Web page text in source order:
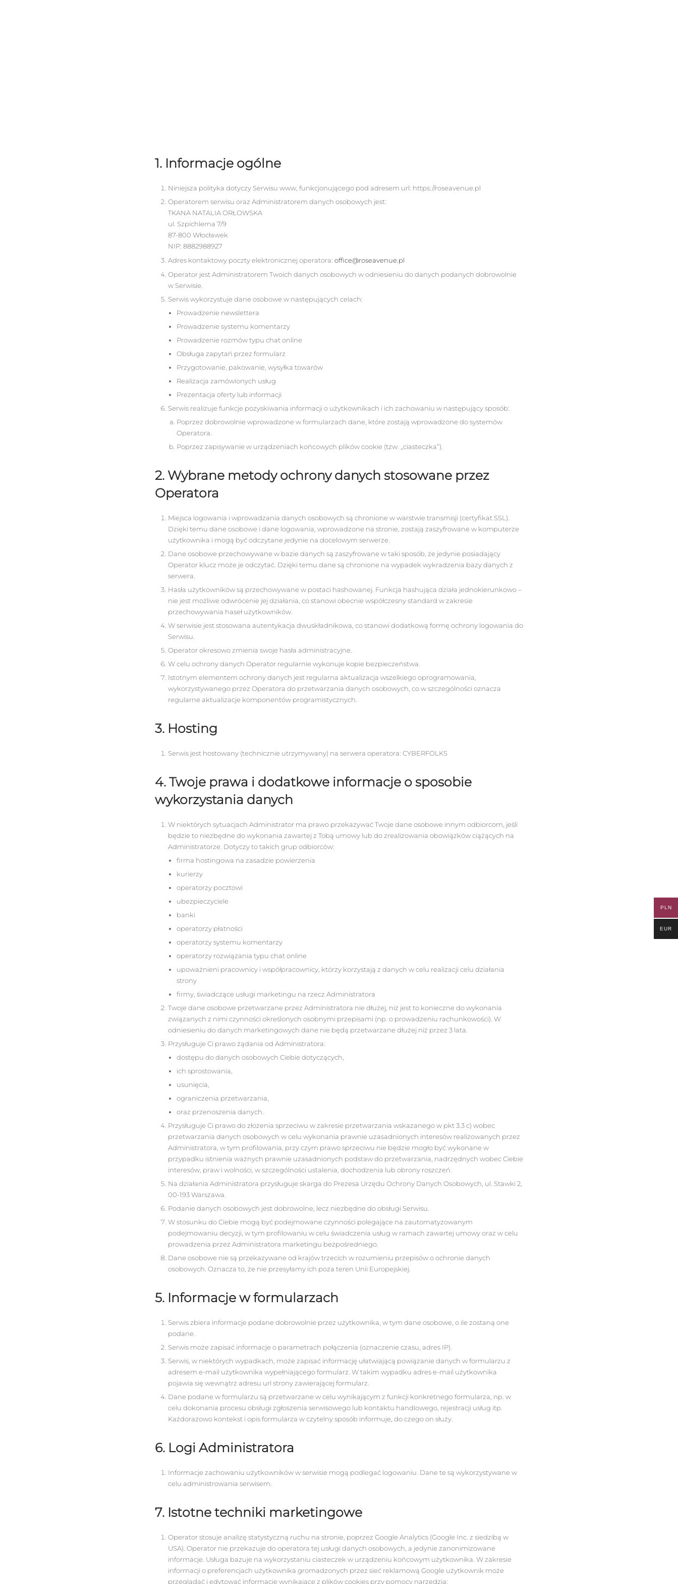
1. Informacje ogólne
Niniejsza polityka dotyczy Serwisu www, funkcjonującego pod adresem url: https://roseavenue.pl
Operatorem serwisu oraz Administratorem danych osobowych jest:
TKANA NATALIA ORŁOWSKA
ul. Szpichlerna 7/9
87-800 Włocławek
NIP: 8882988927
Adres kontaktowy poczty elektronicznej operatora: office@roseavenue.pl
Operator jest Administratorem Twoich danych osobowych w odniesieniu do danych podanych dobrowolnie
w Serwisie.
Serwis wykorzystuje dane osobowe w następujących celach:
Prowadzenie newslettera
Prowadzenie systemu komentarzy
Prowadzenie rozmów typu chat online
Obsługa zapytań przez formularz
Przygotowanie, pakowanie, wysyłka towarów
Realizacja zamówionych usług
Prezentacja oferty lub informacji
Serwis realizuje funkcje pozyskiwania informacji o użytkownikach i ich zachowaniu w następujący sposób:
Poprzez dobrowolnie wprowadzone w formularzach dane, które zostają wprowadzone do systemów
Operatora.
Poprzez zapisywanie w urządzeniach końcowych plików cookie (tzw. „ciasteczka”).
2. Wybrane metody ochrony danych stosowane przez
Operatora
Miejsca logowania i wprowadzania danych osobowych są chronione w warstwie transmisji (certyfikat SSL).
Dzięki temu dane osobowe i dane logowania, wprowadzone na stronie, zostają zaszyfrowane w komputerze
użytkownika i mogą być odczytane jedynie na docelowym serwerze.
Dane osobowe przechowywane w bazie danych są zaszyfrowane w taki sposób, że jedynie posiadający
Operator klucz może je odczytać. Dzięki temu dane są chronione na wypadek wykradzenia bazy danych z
serwera.
Hasła użytkowników są przechowywane w postaci hashowanej. Funkcja hashująca działa jednokierunkowo –
nie jest możliwe odwrócenie jej działania, co stanowi obecnie współczesny standard w zakresie
przechowywania haseł użytkowników.
W serwisie jest stosowana autentykacja dwuskładnikowa, co stanowi dodatkową formę ochrony logowania do
Serwisu.
Operator okresowo zmienia swoje hasła administracyjne.
W celu ochrony danych Operator regularnie wykonuje kopie bezpieczeństwa.
Istotnym elementem ochrony danych jest regularna aktualizacja wszelkiego oprogramowania,
wykorzystywanego przez Operatora do przetwarzania danych osobowych, co w szczególności oznacza
regularne aktualizacje komponentów programistycznych.
3. Hosting
Serwis jest hostowany (technicznie utrzymywany) na serwera operatora: CYBERFOLKS
4. Twoje prawa i dodatkowe informacje o sposobie
wykorzystania danych
W niektórych sytuacjach Administrator ma prawo przekazywać Twoje dane osobowe innym odbiorcom, jeśli
będzie to niezbędne do wykonania zawartej z Tobą umowy lub do zrealizowania obowiązków ciążących na
Administratorze. Dotyczy to takich grup odbiorców:
firma hostingowa na zasadzie powierzenia
kurierzy
operatorzy pocztowi
ubezpieczyciele
banki
operatorzy płatności
operatorzy systemu komentarzy
operatorzy rozwiązania typu chat online
upoważnieni pracownicy i współpracownicy, którzy korzystają z danych w celu realizacji celu działania
strony
firmy, świadczące usługi marketingu na rzecz Administratora
Twoje dane osobowe przetwarzane przez Administratora nie dłużej, niż jest to konieczne do wykonania
związanych z nimi czynności określonych osobnymi przepisami (np. o prowadzeniu rachunkowości). W
odniesieniu do danych marketingowych dane nie będą przetwarzane dłużej niż przez 3 lata.
Przysługuje Ci prawo żądania od Administratora:
dostępu do danych osobowych Ciebie dotyczących,
ich sprostowania,
usunięcia,
ograniczenia przetwarzania,
oraz przenoszenia danych.
Przysługuje Ci prawo do złożenia sprzeciwu w zakresie przetwarzania wskazanego w pkt 3.3 c) wobec
przetwarzania danych osobowych w celu wykonania prawnie uzasadnionych interesów realizowanych przez
Administratora, w tym profilowania, przy czym prawo sprzeciwu nie będzie mogło być wykonane w
przypadku istnienia ważnych prawnie uzasadnionych podstaw do przetwarzania, nadrzędnych wobec Ciebie
interesów, praw i wolności, w szczególności ustalenia, dochodzenia lub obrony roszczeń.
Na działania Administratora przysługuje skarga do Prezesa Urzędu Ochrony Danych Osobowych, ul. Stawki 2,
00-193 Warszawa.
Podanie danych osobowych jest dobrowolne, lecz niezbędne do obsługi Serwisu.
W stosunku do Ciebie mogą być podejmowane czynności polegające na zautomatyzowanym
podejmowaniu decyzji, w tym profilowaniu w celu świadczenia usług w ramach zawartej umowy oraz w celu
prowadzenia przez Administratora marketingu bezpośredniego.
Dane osobowe nie są przekazywane od krajów trzecich w rozumieniu przepisów o ochronie danych
osobowych. Oznacza to, że nie przesyłamy ich poza teren Unii Europejskiej.
5. Informacje w formularzach
Serwis zbiera informacje podane dobrowolnie przez użytkownika, w tym dane osobowe, o ile zostaną one
podane.
Serwis może zapisać informacje o parametrach połączenia (oznaczenie czasu, adres IP).
Serwis, w niektórych wypadkach, może zapisać informację ułatwiającą powiązanie danych w formularzu z
adresem e-mail użytkownika wypełniającego formularz. W takim wypadku adres e-mail użytkownika
pojawia się wewnątrz adresu url strony zawierającej formularz.
Dane podane w formularzu są przetwarzane w celu wynikającym z funkcji konkretnego formularza, np. w
celu dokonania procesu obsługi zgłoszenia serwisowego lub kontaktu handlowego, rejestracji usług itp.
Każdorazowo kontekst i opis formularza w czytelny sposób informuje, do czego on służy.
6. Logi Administratora
Informacje zachowaniu użytkowników w serwisie mogą podlegać logowaniu. Dane te są wykorzystywane w
celu administrowania serwisem.
7. Istotne techniki marketingowe
Operator stosuje analizę statystyczną ruchu na stronie, poprzez Google Analytics (Google Inc. z siedzibą w
USA). Operator nie przekazuje do operatora tej usługi danych osobowych, a jedynie zanonimizowane
informacje. Usługa bazuje na wykorzystaniu ciasteczek w urządzeniu końcowym użytkownika. W zakresie
informacji o preferencjach użytkownika gromadzonych przez sieć reklamową Google użytkownik może
przeglądać i edytować informacje wynikające z plików cookies przy pomocy narzędzia:
PLN
EUR